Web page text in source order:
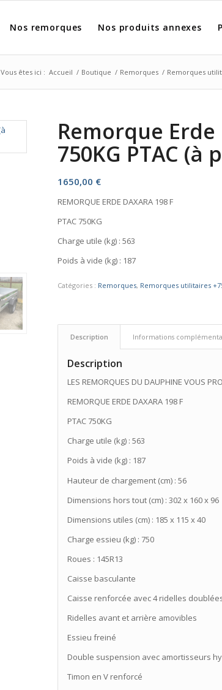
Nos remorques Nos produits annexes
Vous êtes ici : Accueil / Boutique / Remorques / Remorques
Remorque Erde
750KG PTAC
1650,00 €
REMORQUE ERDE DAXARA 198 F
PTAC 750KG
Charge utile (kg) : 563
Poids à vide (kg) : 187
Catégories : Remorques, Remorques utilitaires
Description Informations
Description
LES REMORQUES DU DAUPHINE VOUS
REMORQUE ERDE DAXARA 198 F
PTAC 750KG
Charge utile (kg) : 563
Poids à vide (kg) : 187
Hauteur de chargement (cm) : 56
Dimensions hors tout (cm) : 302 x 160 x 96
Dimensions utiles (cm) : 185 x 115 x 40
Charge essieu (kg) : 750
Roues : 145R13
Caisse basculante
Caisse renforcée avec 4 ridelles
Ridelles avant et arrière amovibles
Essieu freiné
Double suspension avec amortisseurs
Timon en V renforcé